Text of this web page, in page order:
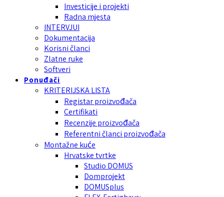
Investicije i projekti
Radna mjesta
INTERVJUI
Dokumentacija
Korisni članci
Zlatne ruke
Softveri
Ponuđači
KRITERIJSKA LISTA
Registar proizvođača
Certifikati
Recenzije proizvođača
Referentni članci proizvođača
Montažne kuće
Hrvatske tvrtke
Studio DOMUS
Domprojekt
DOMUSplus